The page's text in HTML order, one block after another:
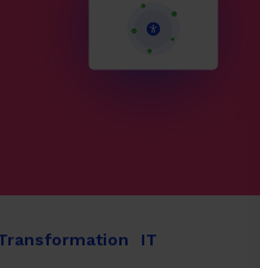
o ESC per chiudere
IT